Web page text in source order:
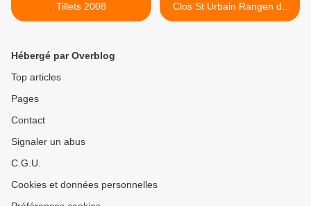
Tillets 2008
Clos St Urbain Rangen de
Thann 1994 >
Hébergé par Overblog
Top articles
Pages
Contact
Signaler un abus
C.G.U.
Cookies et données personnelles